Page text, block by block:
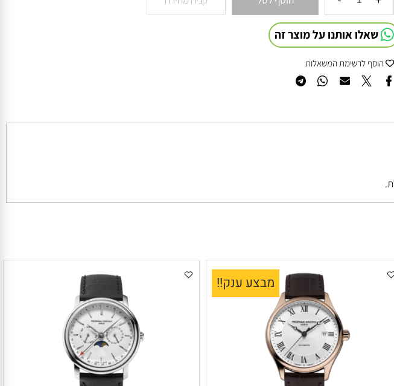
הוסף לסל קניה מהירה
הוסף לרשימת המשאלות
מבצע ענק!!